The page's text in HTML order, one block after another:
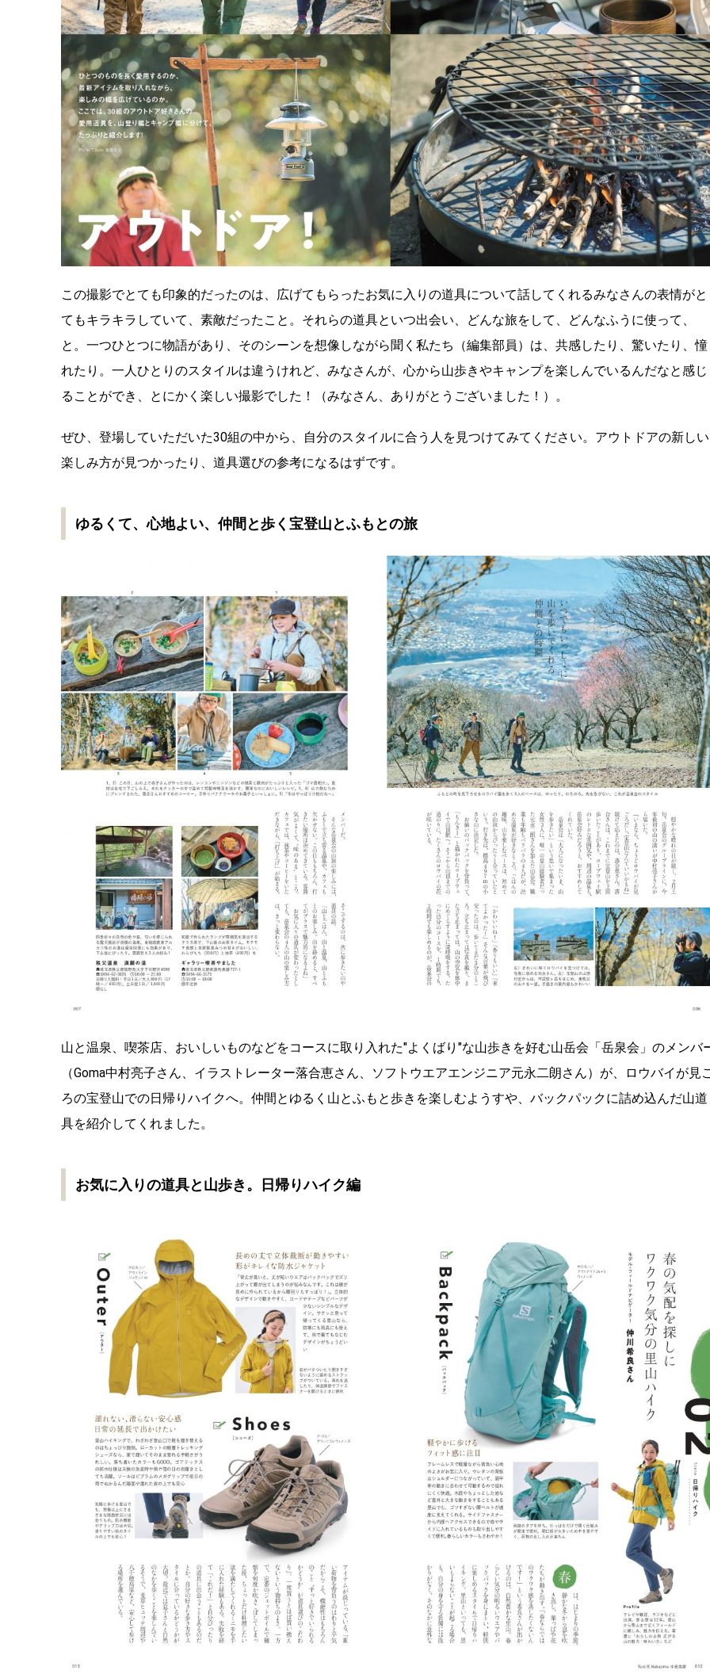
この撮影でとても印象的だったのは、広げてもらったお気に入りの道具について話してくれるみなさんの表情がと
てもキラキラしていて、素敵だったこと。それらの道具といつ出会い、どんな旅をして、どんなふうに使って、
と。一つひとつに物語があり、そのシーンを想像しながら聞く私たち（編集部員）は、共感したり、驚いたり、憧
れたり。一人ひとりのスタイルは違うけれど、みなさんが、心から山歩きやキャンプを楽しんでいるんだなと感じ
ることができ、とにかく楽しい撮影でした！（みなさん、ありがとうございました！）。
ぜひ、登場していただいた30組の中から、自分のスタイルに合う人を見つけてみてください。アウトドアの新しい
楽しみ方が見つかったり、道具選びの参考になるはずです。
ゆるくて、心地よい、仲間と歩く宝登山とふもとの旅
山と温泉、喫茶店、おいしいものなどをコースに取り入れた″よくばり″な山歩きを好む山岳会「岳泉会」のメンバ
（Goma中村亮子さん、イラストレーター落合恵さん、ソフトウエアエンジニア元永二朗さん）が、ロウバイが見
ろの宝登山での日帰りハイクへ。仲間とゆるく山とふもと歩きを楽しむようすや、バックパックに詰め込んだ山道
具を紹介してくれました。
お気に入りの道具と山歩き。日帰りハイク編